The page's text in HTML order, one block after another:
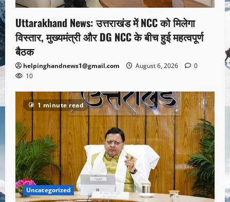
Uttarakhand News: उत्तराखंड में NCC को मिलेगा
विस्तार, मुख्यमंत्री और DG NCC के बीच हुई महत्वपूर्ण
बैठक
helpinghandnews1@gmail.com August 6, 2026
0
10
1 minute read
Uncategorized